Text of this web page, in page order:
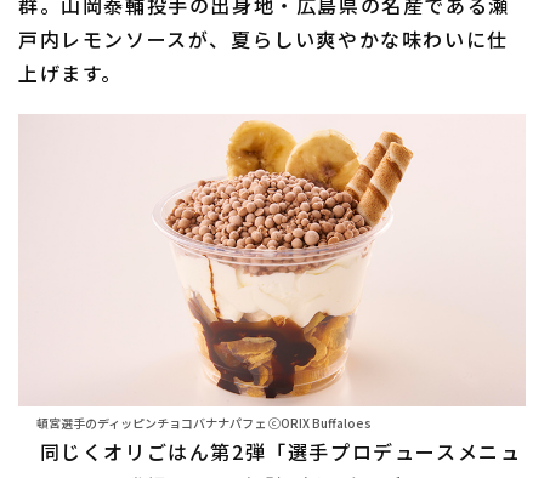
戸内レモンソースが、夏らしい爽やかな味わいに仕
上げます。
頓宮選手のディッピンチョコバナナパフェ ⓒORIX Buffaloes
同じくオリごはん第2弾「選手プロデュースメニュ